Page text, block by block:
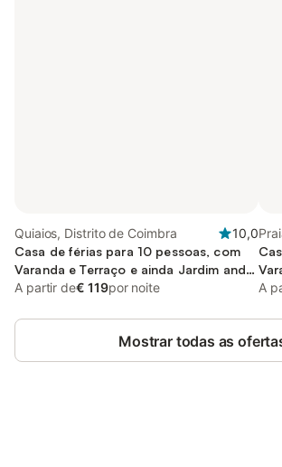
Quiaios, Distrito de Coimbra
10,0
Casa de férias para 10 pessoas, com
Varanda e Terraço e ainda Jardim and
Piscina
A partir de€ 119por noite
A
Mostrar todas as